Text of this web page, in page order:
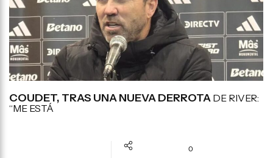
COUDET, TRAS UNA NUEVA DERROTA DE RIVER:
“ME ESTÁ
0